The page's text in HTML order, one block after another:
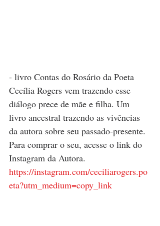
- livro Contas do Rosário da Poeta
Cecília Rogers vem trazendo esse
diálogo prece de mãe e filha. Um
livro ancestral trazendo as vivências
da autora sobre seu passado-presente.
Para comprar o seu, acesse o link do
Instagram da Autora.
https://instagram.com/ceciliarogers.po
eta?utm_medium=copy_link